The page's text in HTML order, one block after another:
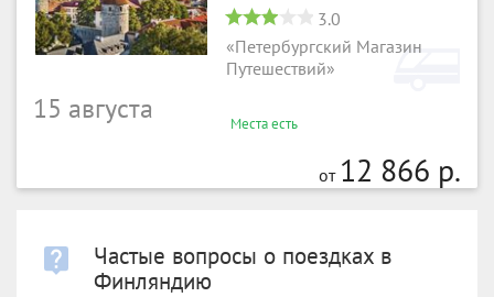
3.0
«Петербургский Магазин
Путешествий»
15 августа Места есть
от 12 866 р.
Частые вопросы о поездках в
Финляндию